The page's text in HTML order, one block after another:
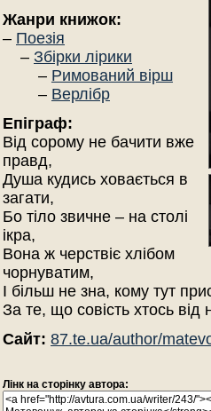
Жанри книжок:
– Поезія
– Збірки лірики
– Римований вірш
– Верлібр
Епіграф:
Від сорому не бачити вже
правд,
Душа кудись ховається в
загати,
Бо тіло звичне – на столі
ікра,
Вона ж черствіє хлібом
чорнуватим,
І більш не зна, кому тут
За те, що совість хтось від
Сайт: 87.te.ua/author/
Лінк на сторінку автора: